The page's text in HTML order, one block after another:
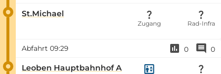
St.Michael
Zugang Rad-Infra
Abfahrt 09:29 0 0
Leoben Hauptbahnhof A